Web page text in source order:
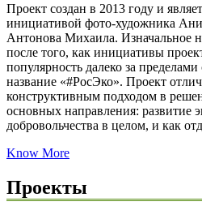
Проект создан в 2013 году и
инициативой фото-художника
Антонова Михаила. Изначальное
после того, как инициативы
популярность далеко за
название «#РосЭко». Проект
конструктивным подходом в
основных направления: развитие
добровольчества в целом, и как
Know More
Проекты